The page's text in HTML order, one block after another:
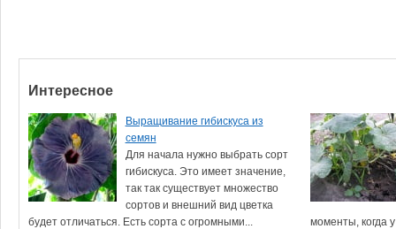
Интересное
Выращивание гибискуса из
семян
Для начала нужно выбрать сорт
гибискуса. Это имеет значение,
так так существует множество
сортов и внешний вид цветка
будет отличаться. Есть сорта с огромными...
моменты, когда